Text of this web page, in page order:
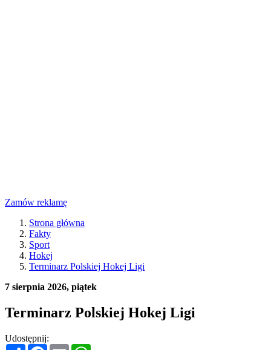
Zamów reklamę
Strona główna
Fakty
Sport
Hokej
Terminarz Polskiej Hokej Ligi
7 sierpnia 2026, piątek
Terminarz Polskiej Hokej Ligi
Udostępnij: